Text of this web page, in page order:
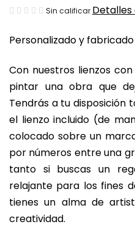
Personalizado y fabricado
Con nuestros lienzos
pintar una obra que
Tendrás a tu disposición
el lienzo incluido (de
colocado sobre un
por números entre una
tanto si buscas un
relajante para los fines
tienes un alma de
creatividad.
La
media
producto
es
de
0,0
sobre
5
estrellas.
Sin calificar Detalles